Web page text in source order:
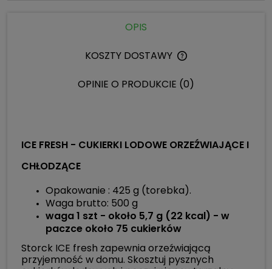
OPIS
KOSZTY DOSTAWY
OPINIE O PRODUKCIE (0)
ICE FRESH - CUKIERKI LODOWE ORZEŹWIAJĄCE I
CHŁODZĄCE
Opakowanie : 425 g (torebka).
Waga brutto: 500 g
waga 1 szt - około 5,7 g (22 kcal) - w
paczce około 75 cukierków
Storck ICE fresh zapewnia orzeźwiającą
przyjemność w domu. Skosztuj pysznych